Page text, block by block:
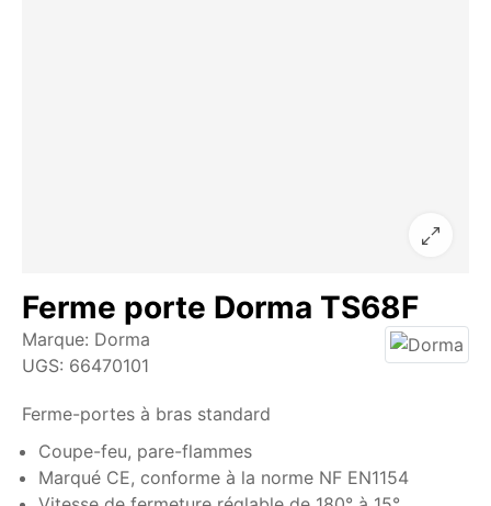
Ferme porte Dorma TS68F
Marque: Dorma
UGS: 66470101
Ferme-portes à bras standard
Coupe-feu, pare-flammes
Marqué CE, conforme à la norme NF EN1154